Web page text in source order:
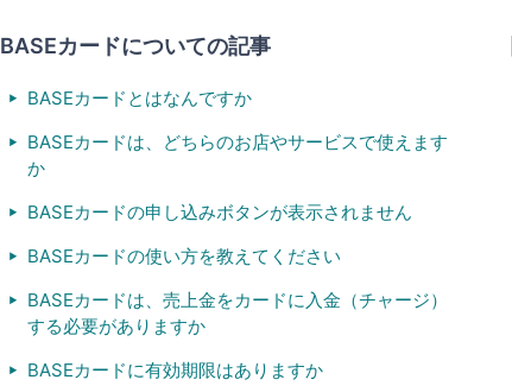
BASEカードについての記事
BASEカードとはなんですか
BASEカードは、どちらのお店やサービスで使えます
か
BASEカードの申し込みボタンが表示されません
BASEカードの使い方を教えてください
BASEカードは、売上金をカードに入金（チャージ）
する必要がありますか
BASEカードに有効期限はありますか